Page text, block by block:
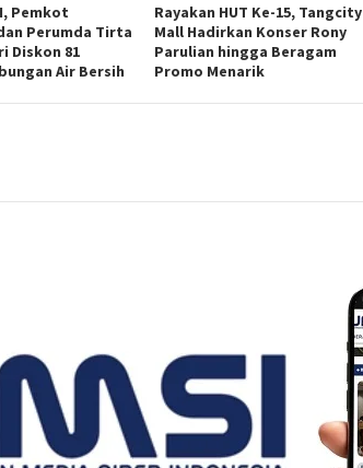
Pemkot
Perumda Tirta
Diskon 81
Air Bersih
Rayakan HUT Ke-15, Tangcity
Mall Hadirkan Konser Rony
Parulian hingga Beragam
Promo Menarik